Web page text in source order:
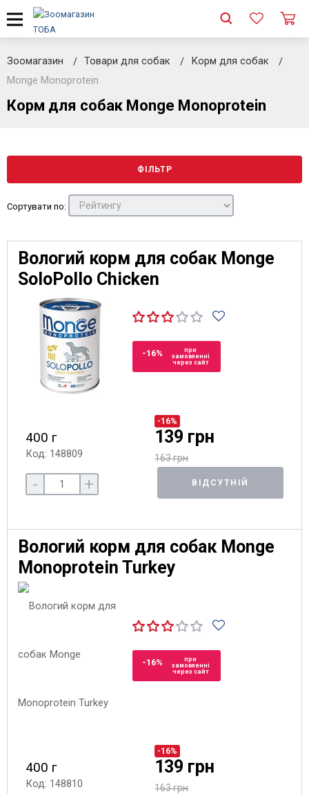
Зоомагазин Товари для собак
Корм для собак
Monge Monoprotein
Корм для собак Monge Monoprotein
ФІЛЬТР
Сортувати по:
Вологий корм для собак Monge
SoloPollo Chicken
-16%
при
замовленні
через сайт
400 г
Код: 148809
-16%
139 грн
163 грн
- + ВІДСУТНІЙ
Вологий корм для собак Monge
Monoprotein Turkey
-16%
при
замовленні
через сайт
400 г
Код: 148810
-16%
139 грн
163 грн